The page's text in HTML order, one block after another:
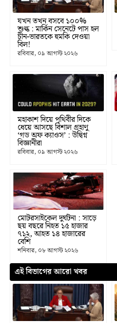
যখন তখন বসবে ১০০%
শুল্ক : মার্কিন সেনেটে পাস হল
চীন-ভারতকে হুমকি দেওয়া
বিল!
রবিবার, ০৯ আগস্ট ২০২৬
মহাকাশ দিয়ে পৃথিবীর দিকে
ধেয়ে আসছে বিশাল গ্রহাণু
‘গড অফ ক্যাওস’ : উদ্বিগ্ন
বিজ্ঞানীরা
রবিবার, ০৯ আগস্ট ২০২৬
মোটরসাইকেল দুর্ঘটনা : সাড়ে
ছয় বছরে নিহত ১৫ হাজার
৭১২, আহত ১৪ হাজারের
বেশি
শনিবার, ০৮ আগস্ট ২০২৬
এই বিভাগের আরো খবর